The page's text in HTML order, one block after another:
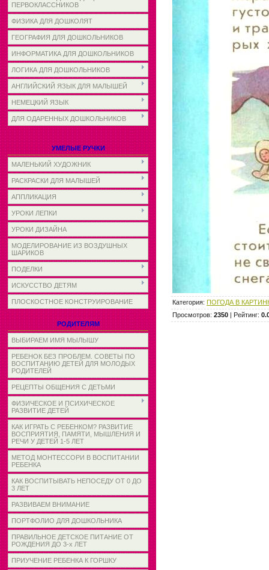
ПЕРВОКЛАССНИКОВ
ФИЗИКА ДЛЯ ДОШКОЛЯТ
ГЕОГРАФИЯ ДЛЯ ДОШКОЛЬНИКОВ
ИНФОРМАТИКА ДЛЯ ДОШКОЛЬНИКОВ
ЛОГИКА ДЛЯ ДОШКОЛЬНИКОВ
АНГЛИЙСКИЙ ЯЗЫК ДЛЯ МАЛЫШЕЙ
НЕМЕЦКИЙ ЯЗЫК
ДЛЯ ОДАРЕННЫХ ДОШКОЛЬНИКОВ
УМЕЛЫЕ РУЧКИ
МАЛЕНЬКИЙ ХУДОЖНИК
РАСКРАСКИ ДЛЯ МАЛЫШЕЙ
АППЛИКАЦИЯ
УРОКИ ЛЕПКИ
УРОКИ ДИЗАЙНА
МОДЕЛИРОВАНИЕ ИЗ ВОЗДУШНЫХ
ШАРИКОВ
ПОДЕЛКИ
ИСКУССТВО ДЕТЯМ
ПЛОСКОСТНОЕ КОНСТРУИРОВАНИЕ
РОДИТЕЛЯМ
ВЫБИРАЕМ ИМЯ МЫЛЫШУ
РЕБЕНОК БЕЗ ПРОБЛЕМ. СОВЕТЫ ПО
ВОСПИТАНИЮ ДЕТЕЙ ДЛЯ МОЛОДЫХ
РОДИТЕЛЕЙ
РЕЦЕПТЫ ОБЩЕНИЯ С ДЕТЬМИ
ФИЗИЧЕСКОЕ И ПСИХИЧЕСКОЕ
РАЗВИТИЕ ДЕТЕЙ
КАК ИГРАТЬ С РЕБЕНКОМ? РАЗВИТИЕ
ВОСПРИЯТИЯ, ПАМЯТИ, МЫШЛЕНИЯ И
РЕЧИ У ДЕТЕЙ 1-5 ЛЕТ
МЕТОД МОНТЕССОРИ В ВОСПИТАНИИ
РЕБЕНКА
КАК ВОСПИТЫВАТЬ НЕПОСЕДУ ОТ 0 ДО
3 ЛЕТ
РАЗВИВАЕМ ВНИМАНИЕ
ПОРТФОЛИО ДЛЯ ДОШКОЛЬНИКА
ПРАВИЛЬНОЕ ДЕТСКОЕ ПИТАНИЕ ОТ
РОЖДЕНИЯ ДО 3-х ЛЕТ
ПРИУЧЕНИЕ РЕБЕНКА К ГОРШКУ
Категория: ПОГОДА В
Просмотров: 2350 | Рейтинг: